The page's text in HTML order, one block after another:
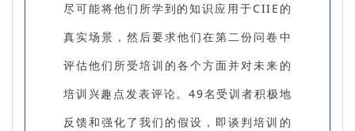
尽可能将他们所学到的知识应用于CIIE的
真实场景，然后要求他们在第二份问卷中
评估他们所受培训的各个方面并对未来的
培训兴趣点发表评论。49名受训者积极地
反馈和强化了我们的假设，即谈判培训的